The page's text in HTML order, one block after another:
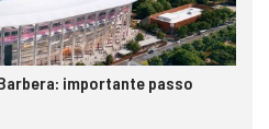
importante passo